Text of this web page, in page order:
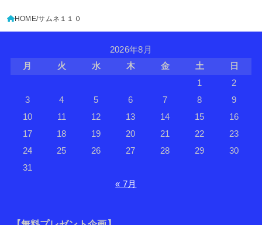
HOME サムネ１１０
2026年8月
月
火 水 木 金 土
日
1
2
3
4 5 6 7 8
9
10
11 12 13 14 15
16
17
18 19 20 21 22
23
24
25 26 27 28 29
30
31
« 7月